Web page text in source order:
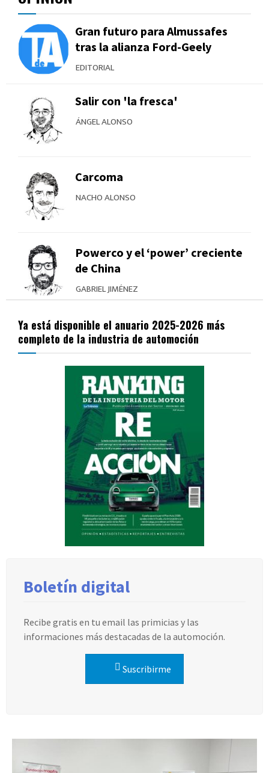
Gran futuro para Almussafes
tras la alianza Ford-Geely
EDITORIAL
Salir con 'la fresca'
ÁNGEL ALONSO
Carcoma
NACHO ALONSO
Powerco y el ‘power’ creciente
de China
GABRIEL JIMÉNEZ
Ya está disponible el anuario 2025-2026 más
completo de la industria de automoción
Boletín digital
Recibe gratis en tu email las primicias y las
informaciones más destacadas de la automoción.
Suscribirme